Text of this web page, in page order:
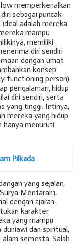
memperkenalkan
sebagai puncak
adalah mereka
mampu
memiliki
diri sendiri
dengan umat
konsep
functioning person).
pengalaman, hidup
diri sendiri, serta
yang tinggi. Intinya,
mereka yang hidup
hanya menuruti
Pilkada
yang sejalan,
Mentaram,
dengan ajaran-
karakter.
yang mampu
dan spiritual,
semesta. Salah